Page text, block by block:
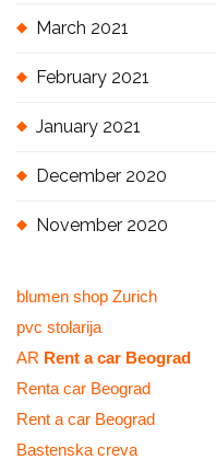
March 2021
February 2021
January 2021
December 2020
November 2020
blumen shop Zurich
pvc stolarija
AR Rent a car Beograd
Renta car Beograd
Rent a car Beograd
Bastenska creva